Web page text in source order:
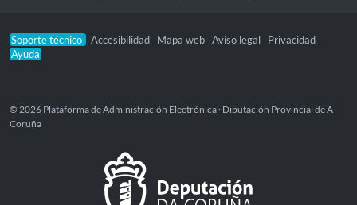
Soporte técnico -Accesibilidad - Mapa web -Aviso legal - Privacidad -
Ayuda
© 2026 Plataforma de Administración Electrónica · Diputación Provincial de A
Coruña